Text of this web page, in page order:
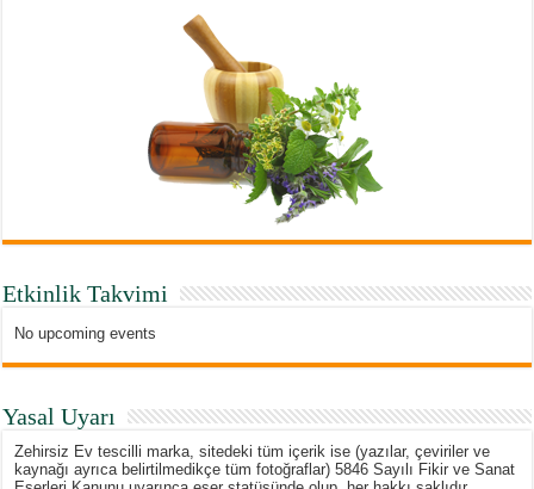
Etkinlik Takvimi
No upcoming events
Yasal Uyarı
Zehirsiz Ev tescilli marka, sitedeki tüm içerik ise (yazılar, çeviriler ve
kaynağı ayrıca belirtilmedikçe tüm fotoğraflar) 5846 Sayılı Fikir ve Sanat